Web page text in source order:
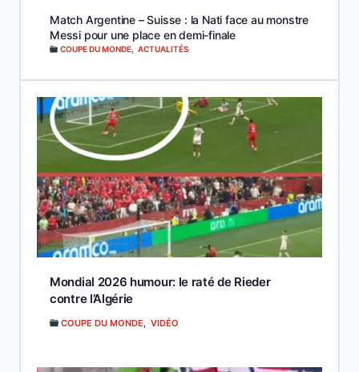
Match Argentine – Suisse : la Nati face au monstre
Messi pour une place en demi-finale
COUPE DU MONDE ACTUALITÉS
Mondial 2026 humour: le raté de Rieder
contre l’Algérie
COUPE DU MONDE, VIDÉO